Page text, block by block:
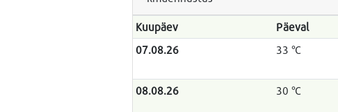
Kuupäev Päeval
07.08.26
33 °C
08.08.26 30 °C